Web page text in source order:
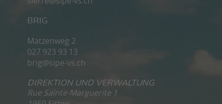
BRIG
Matzenweg 2
027 923 93 13
brig@sipe-vs.ch
DIREKTION UND VERWALTUNG
Rue Sainte-Marguerite 1